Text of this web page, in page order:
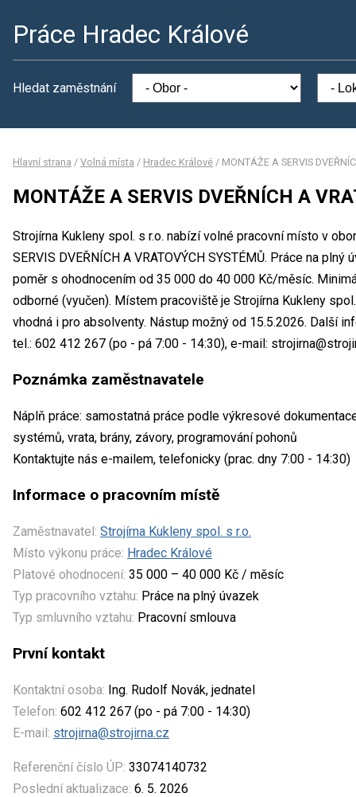
Práce Hradec Králové
Hledat zaměstnání
Hlavní strana / Volná místa / Hradec Králové / MONTÁŽE A SERVIS
MONTÁŽE A SERVIS DVEŘNÍCH A
Strojírna Kukleny spol. s r.o. nabízí volné pracovní místo v
SERVIS DVEŘNÍCH A VRATOVÝCH SYSTÉMŮ. Práce na
poměr s ohodnocením od 35 000 do 40 000 Kč/měsíc.
odborné (vyučen). Místem pracoviště je Strojírna Kukleny
vhodná i pro absolventy. Nástup možný od 15.5.2026. Další
tel.: 602 412 267 (po - pá 7:00 - 14:30), e-mail:
Poznámka zaměstnavatele
Náplň práce: samostatná práce podle výkresové
systémů, vrata, brány, závory, programování pohonů
Kontaktujte nás e-mailem, telefonicky (prac. dny 7:00 - 14:30)
Informace o pracovním místě
Zaměstnavatel: Strojírna Kukleny spol. s r.o.
Místo výkonu práce: Hradec Králové
Platové ohodnocení: 35 000 – 40 000 Kč / měsíc
Typ pracovního vztahu: Práce na plný úvazek
Typ smluvního vztahu: Pracovní smlouva
První kontakt
Kontaktní osoba: Ing. Rudolf Novák, jednatel
Telefon: 602 412 267 (po - pá 7:00 - 14:30)
E-mail: strojirna@strojirna.cz
Referenční číslo ÚP: 33074140732
Poslední aktualizace: 6. 5. 2026